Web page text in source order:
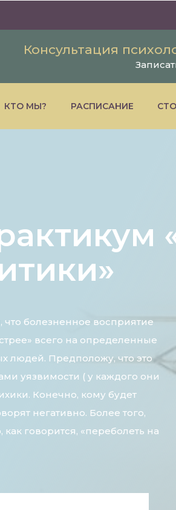
Консультация
КТО МЫ? РАСПИСАНИЕ
болезненное восприятие
всего на определенные
людей. Предположу, что это
уязвимости ( у каждого они
Конечно, кому будет
негативно. Более того,
говорится, «переболеть на